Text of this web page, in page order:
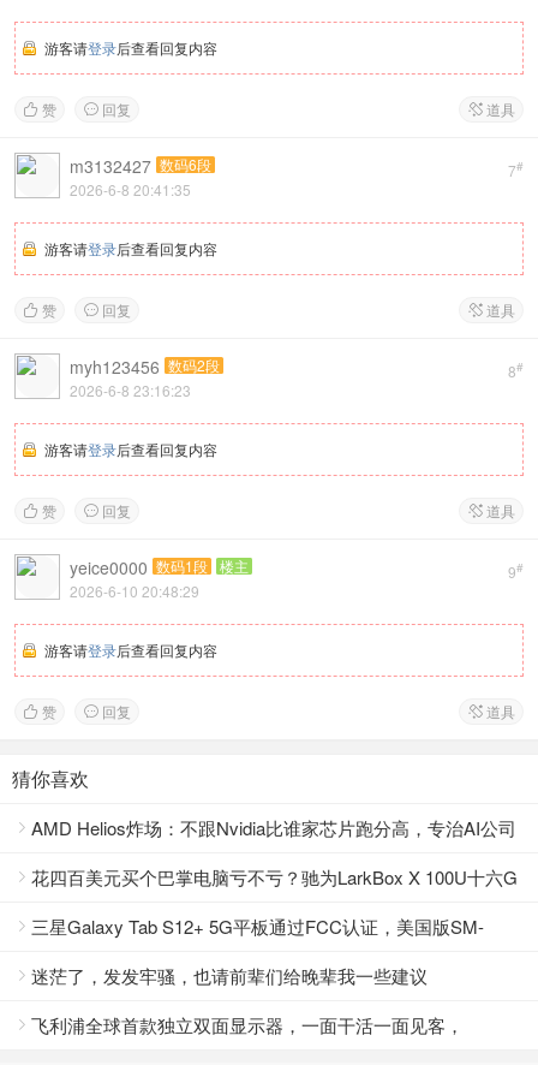
游客请登录后查看回复内容
 赞  回复  道具
7#
m3132427 数码6段
2026-6-8 20:41:35
游客请登录后查看回复内容
 赞  回复  道具
8#
myh123456 数码2段
2026-6-8 23:16:23
游客请登录后查看回复内容
 赞  回复  道具
9#
yeice0000 数码1段 楼主
2026-6-10 20:48:29
游客请登录后查看回复内容
 赞  回复  道具
猜你喜欢
 AMD Helios炸场：不跟Nvidia比谁家芯片跑分高，专治AI公司
花钱太狠的毛病
 花四百美元买个巴掌电脑亏不亏？驰为LarkBox X 100U十六G
内存双网口三屏4K
 三星Galaxy Tab S12+ 5G平板通过FCC认证，美国版SM-
X848U即将上市！
 迷茫了，发发牢骚，也请前辈们给晚辈我一些建议
 飞利浦全球首款独立双面显示器，一面干活一面见客，